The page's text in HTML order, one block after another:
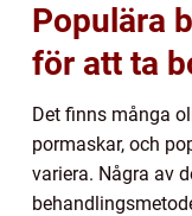
Populära
för att ta
Det finns många
pormaskar, och
variera. Några av